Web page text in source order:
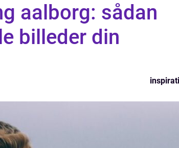
aalborg: sådan
billeder din